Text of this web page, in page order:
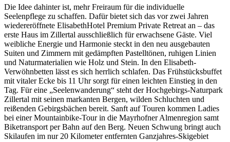
Die Idee dahinter ist, mehr Freiraum für die individuelle
Seelenpflege zu schaffen. Dafür bietet sich das vor zwei Jahren
wiedereröffnete ElisabethHotel Premium Private Retreat an – das
erste Haus im Zillertal ausschließlich für erwachsene Gäste. Viel
weibliche Energie und Harmonie steckt in den neu ausgebauten
Suiten und Zimmern mit gedämpften Pastelltönen, ruhigen Linien
und Naturmaterialien wie Holz und Stein. In den Elisabeth-
Verwöhnbetten lässt es sich herrlich schlafen. Das Frühstücksbuffet
mit vitaler Ecke bis 11 Uhr sorgt für einen leichten Einstieg in den
Tag. Für eine „Seelenwanderung“ steht der Hochgebirgs-Naturpark
Zillertal mit seinen markanten Bergen, wilden Schluchten und
reißenden Gebirgsbächen bereit. Sanft auf Touren kommen Ladies
bei einer Mountainbike-Tour in die Mayrhofner Almenregion samt
Biketransport per Bahn auf den Berg. Neuen Schwung bringt auch
Skilaufen im nur 20 Kilometer entfernten Ganzjahres-Skigebiet